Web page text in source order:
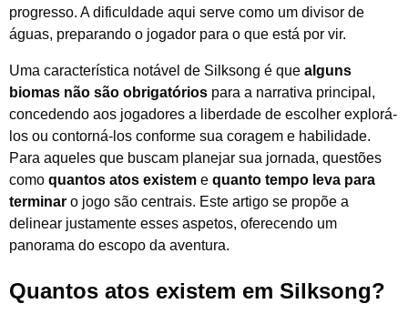
progresso. A dificuldade aqui serve como um divisor de
águas, preparando o jogador para o que está por vir.
Uma característica notável de Silksong é que alguns
biomas não são obrigatórios para a narrativa principal,
concedendo aos jogadores a liberdade de escolher explorá-
los ou contorná-los conforme sua coragem e habilidade.
Para aqueles que buscam planejar sua jornada, questões
como quantos atos existem e quanto tempo leva para
terminar o jogo são centrais. Este artigo se propõe a
delinear justamente esses aspetos, oferecendo um
panorama do escopo da aventura.
Quantos atos existem em Silksong?